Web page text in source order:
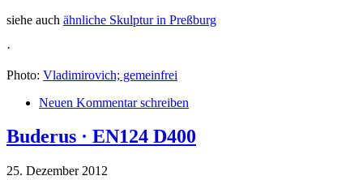
siehe auch ähnliche Skulptur in Preßburg
·
Photo: Vladimirovich; gemeinfrei
Neuen Kommentar schreiben
Buderus · EN124 D400
25. Dezember 2012